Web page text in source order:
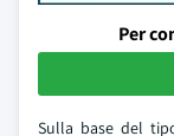
Per
Sulla base del